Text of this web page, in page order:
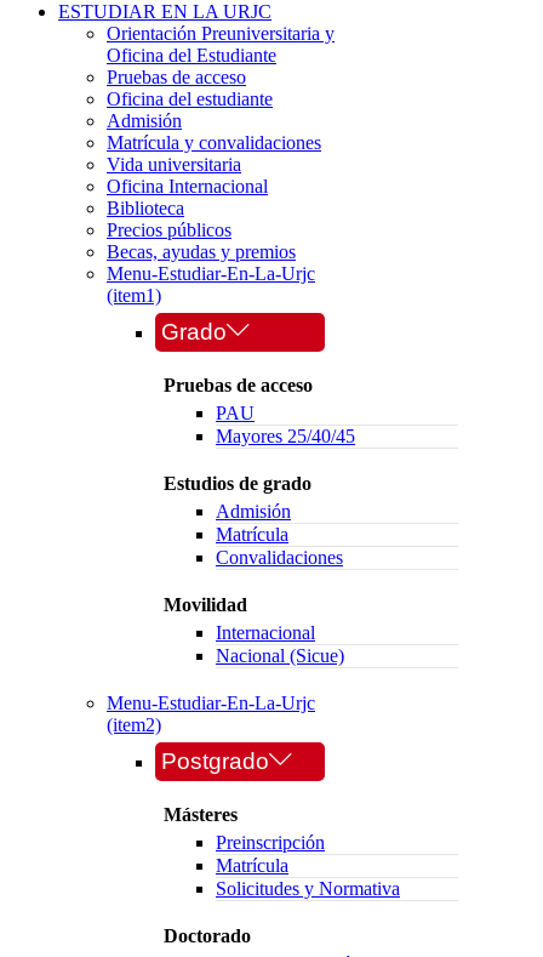
ESTUDIAR EN LA URJC
Orientación Preuniversitaria y
Oficina del Estudiante
Pruebas de acceso
Oficina del estudiante
Admisión
Matrícula y convalidaciones
Vida universitaria
Oficina Internacional
Biblioteca
Precios públicos
Becas, ayudas y premios
Menu-Estudiar-En-La-Urjc
(item1)
Grado
Pruebas de acceso
PAU
Mayores 25/40/45
Estudios de grado
Admisión
Matrícula
Convalidaciones
Movilidad
Internacional
Nacional (Sicue)
Menu-Estudiar-En-La-Urjc
(item2)
Postgrado
Másteres
Preinscripción
Matrícula
Solicitudes y Normativa
Doctorado